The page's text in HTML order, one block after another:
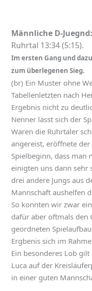
Männliche D-Juegnd:
Ruhrtal 13:34 (5:15).
Im ersten Gang und
zum überlegenen Sieg.
(br) Ein Muster ohne
Tabellenletzten nach
Ergebnis nicht zu
Nenner lässt sich der
Waren die Ruhrtaler
angereist, eröffnete
Spielbeginn, dass man
einigten uns dann sehr
drei andere Jungs aus
Mannschaft aushelfen
So konnten wir zwar
dafür aber oftmals den
geordneten
Ergbenis sich im
Ein besonderes Lob
Luca auf der
in einer guten